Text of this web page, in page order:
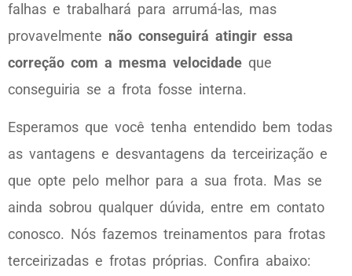
falhas e trabalhará para arrumá-las, mas
provavelmente não conseguirá atingir essa
correção com a mesma velocidade que
conseguiria se a frota fosse interna.
Esperamos que você tenha entendido bem todas
as vantagens e desvantagens da terceirização e
que opte pelo melhor para a sua frota. Mas se
ainda sobrou qualquer dúvida, entre em contato
conosco. Nós fazemos treinamentos para frotas
terceirizadas e frotas próprias. Confira abaixo: